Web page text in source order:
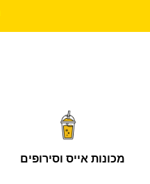
מכונות אייס וסירופים